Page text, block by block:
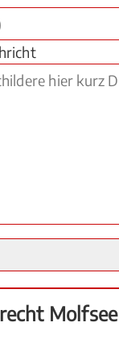
Molfsee